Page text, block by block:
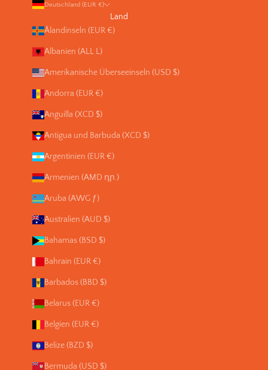
Deutschland (EUR €)
Land
Ålandinseln (EUR €)
Albanien (ALL L)
Amerikanische Überseeinseln (USD $)
Andorra (EUR €)
Anguilla (XCD $)
Antigua und Barbuda (XCD $)
Argentinien (EUR €)
Armenien (AMD դր.)
Aruba (AWG ƒ)
Australien (AUD $)
Bahamas (BSD $)
Bahrain (EUR €)
Barbados (BBD $)
Belarus (EUR €)
Belgien (EUR €)
Belize (BZD $)
Bermuda (USD $)